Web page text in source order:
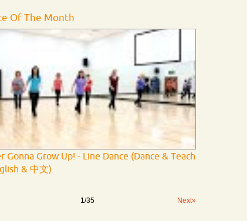
Of The Month
Gonna Grow Up! - Line Dance (Dance & Teach
& 中文)
1 /35 Next»